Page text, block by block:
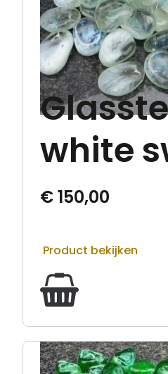
white
€150,00
Product bekijken